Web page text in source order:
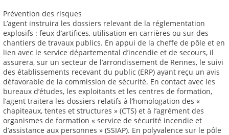
Prévention des risques
L’agent instruira les dossiers relevant de la réglementation
explosifs : feux d’artifices, utilisation en carrières ou sur des
chantiers de travaux publics. En appui de la cheffe de pôle et en
lien avec le service départemental d’incendie et de secours, il
assurera, sur un secteur de l’arrondissement de Rennes, le suivi
des établissements recevant du public (ERP) ayant reçu un avis
défavorable de la commission de sécurité. En contact avec les
bureaux d’études, les exploitants et les centres de formation,
l’agent traitera les dossiers relatifs à l’homologation des «
chapiteaux, tentes et structures » (CTS) et à l’agrément des
organismes de formation « service de sécurité incendie et
d’assistance aux personnes » (SSIAP). En polyvalence sur le pôle